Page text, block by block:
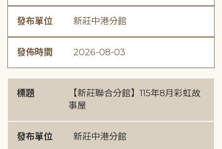
發布單位 新莊中港分館
發佈時間 2026-08-03
標題
【新莊聯合分館】115年8月彩虹故
事屋
發布單位 新莊中港分館